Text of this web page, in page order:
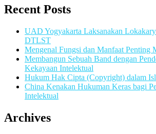
Recent Posts
UAD Yogyakarta Laksanakan
DTLST
Mengenal Fungsi dan Manfaat Penting
Membangun Sebuah Band dengan
Kekayaan Intelektual
Hukum Hak Cipta (Copyright) dalam
China Kenakan Hukuman Keras bagi
Intelektual
Archives